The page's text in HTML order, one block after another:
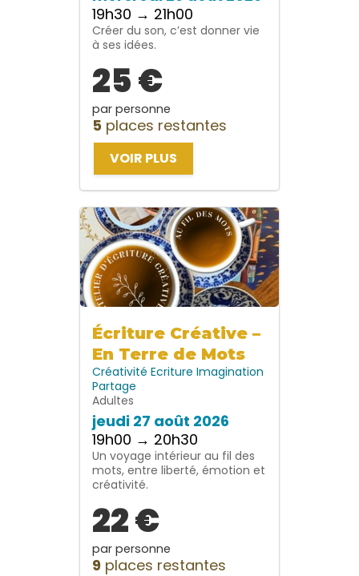
19h30 → 21h00
Créer du son, c’est donner vie
à ses idées.
25 €
par personne
5 places restantes
VOIR PLUS
Écriture Créative –
En Terre de Mots
Créativité Ecriture Imagination
Partage
Adultes
jeudi 27 août 2026
19h00 → 20h30
Un voyage intérieur au fil des
mots, entre liberté, émotion et
créativité.
22 €
par personne
9 places restantes